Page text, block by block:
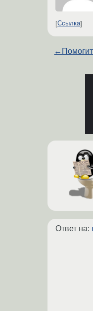
Ссылка
←
Ответ на: